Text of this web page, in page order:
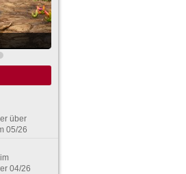
über
05/26
04/26